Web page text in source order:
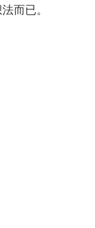
而已。